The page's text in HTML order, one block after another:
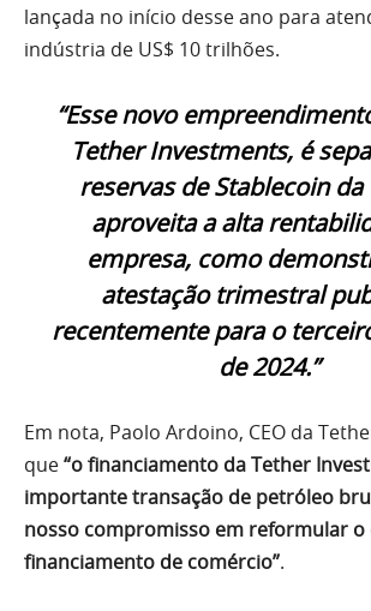
lançada no início desse ano para
indústria de US$ 10 trilhões.
“Esse novo
Tether Investments, é
reservas de Stablecoin da
aproveita a alta
empresa, como
atestação trimestral
recentemente para o
de 2024.”
Em nota, Paolo Ardoino, CEO da
que“o financiamento da Tether
importante transação de petróleo
nosso compromisso em reformular o
financiamento de comércio”.